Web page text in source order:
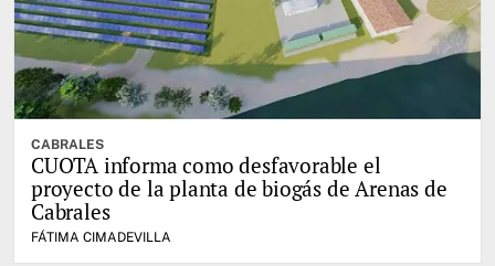
CABRALES
CUOTA informa como desfavorable el
proyecto de la planta de biogás de Arenas de
Cabrales
FÁTIMA CIMADEVILLA